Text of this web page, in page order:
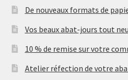
De nouveaux formats de
Vos beaux abat-jours tout
10 % de remise sur votre
Atelier réfection de votre